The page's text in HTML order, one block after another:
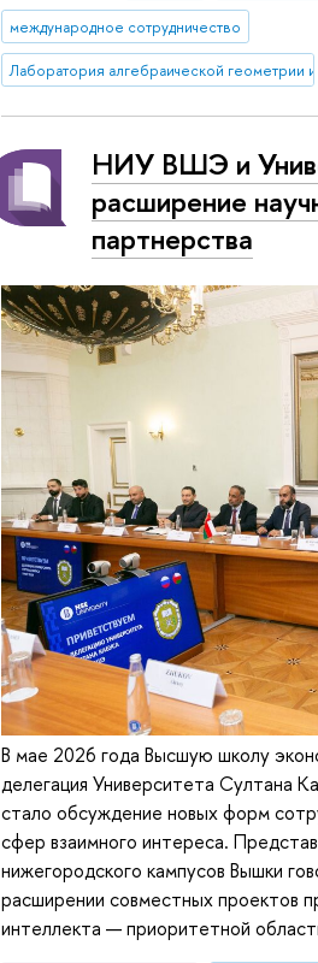
международное сотрудничество
Лаборатория алгебраической геометрии
НИУ ВШЭ и
расширение
партнерства
В мае 2026 года Высшую школу
делегация Университета Султана
стало обсуждение новых форм
сфер взаимного интереса.
нижегородского кампусов Вышки
расширении совместных проектов
интеллекта — приоритетной